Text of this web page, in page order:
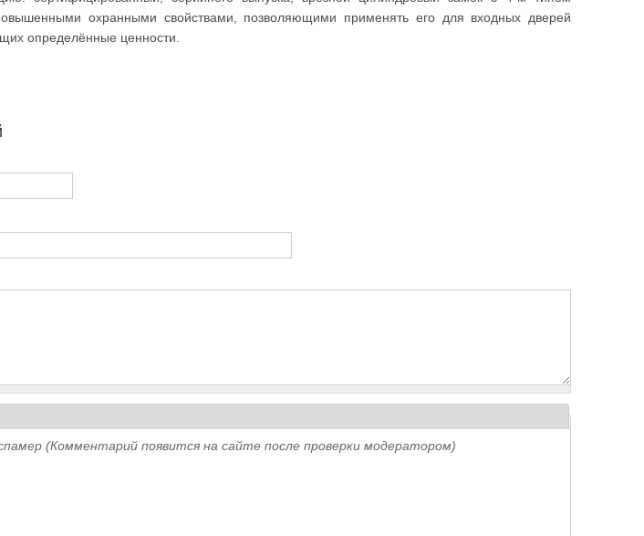
охранными свойствами, позволяющими применять его для входных дверей
определённые ценности.
(Комментарий появится на сайте после проверки модератором)